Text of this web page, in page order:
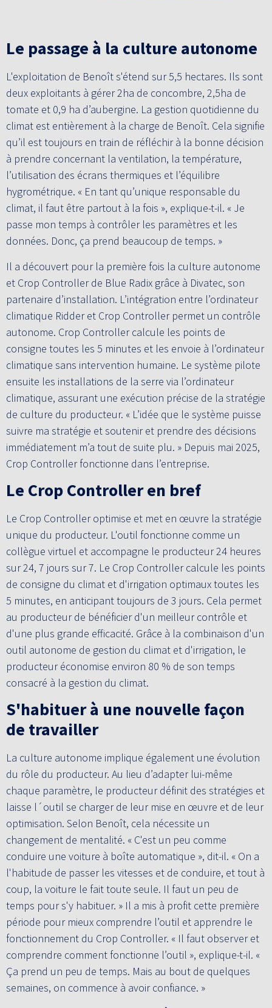
Le passage à la culture autonome
L'exploitation de Benoît s'étend sur 5,5 hectares. Ils sont
deux exploitants à gérer 2ha de concombre, 2,5ha de
tomate et 0,9 ha d’aubergine. La gestion quotidienne du
climat est entièrement à la charge de Benoît. Cela signifie
qu’il est toujours en train de réfléchir à la bonne décision
à prendre concernant la ventilation, la température,
l’utilisation des écrans thermiques et l’équilibre
hygrométrique. « En tant qu’unique responsable du
climat, il faut être partout à la fois », explique-t-il. « Je
passe mon temps à contrôler les paramètres et les
données. Donc, ça prend beaucoup de temps. »
Il a découvert pour la première fois la culture autonome
et Crop Controller de Blue Radix grâce à Divatec, son
partenaire d’installation. L’intégration entre l’ordinateur
climatique Ridder et Crop Controller permet un contrôle
autonome. Crop Controller calcule les points de
consigne toutes les 5 minutes et les envoie à l’ordinateur
climatique sans intervention humaine. Le système pilote
ensuite les installations de la serre via l’ordinateur
climatique, assurant une exécution précise de la stratégie
de culture du producteur. « L’idée que le système puisse
suivre ma stratégie et soutenir et prendre des décisions
immédiatement m’a tout de suite plu. » Depuis mai 2025,
Crop Controller fonctionne dans l’entreprise.
Le Crop Controller en bref
Le Crop Controller optimise et met en œuvre la stratégie
unique du producteur. L'outil fonctionne comme un
collègue virtuel et accompagne le producteur 24 heures
sur 24, 7 jours sur 7. Le Crop Controller calcule les points
de consigne du climat et d'irrigation optimaux toutes les
5 minutes, en anticipant toujours de 3 jours. Cela permet
au producteur de bénéficier d'un meilleur contrôle et
d'une plus grande efficacité. Grâce à la combinaison d'un
outil autonome de gestion du climat et d'irrigation, le
producteur économise environ 80 % de son temps
consacré à la gestion du climat.
S'habituer à une nouvelle façon
de travailler
La culture autonome implique également une évolution
du rôle du producteur. Au lieu d’adapter lui-même
chaque paramètre, le producteur définit des stratégies et
laisse l´outil se charger de leur mise en œuvre et de leur
optimisation. Selon Benoît, cela nécessite un
changement de mentalité. « C'est un peu comme
conduire une voiture à boîte automatique », dit-il. « On a
l'habitude de passer les vitesses et de conduire, et tout à
coup, la voiture le fait toute seule. Il faut un peu de
temps pour s'y habituer. » Il a mis à profit cette première
période pour mieux comprendre l’outil et apprendre le
fonctionnement du Crop Controller. « Il faut observer et
comprendre comment fonctionne l’outil », explique-t-il. «
Ça prend un peu de temps. Mais au bout de quelques
semaines, on commence à avoir confiance. »